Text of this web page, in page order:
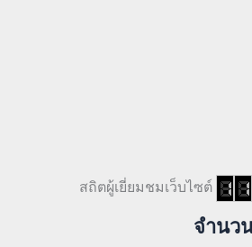
สถิตผู้เยี่ยมชมเว็บไซต์
จำนว